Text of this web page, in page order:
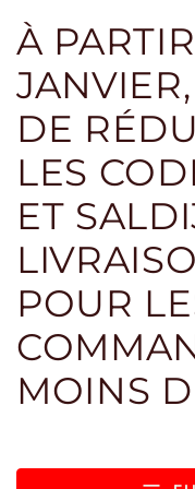
À
DE
LES
ET
POUR
MOINS